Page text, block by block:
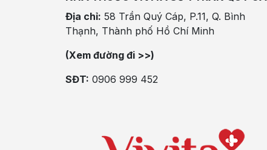
Địa chỉ: 58 Trần Quý Cáp, P.11, Q. Bình
Thạnh, Thành phố Hồ Chí Minh
(Xem đường đi >>)
SĐT: 0906 999 452